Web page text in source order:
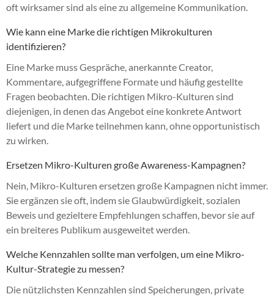
oft wirksamer sind als eine zu allgemeine Kommunikation.
Wie kann eine Marke die richtigen Mikrokulturen
identifizieren?
Eine Marke muss Gespräche, anerkannte Creator,
Kommentare, aufgegriffene Formate und häufig gestellte
Fragen beobachten. Die richtigen Mikro-Kulturen sind
diejenigen, in denen das Angebot eine konkrete Antwort
liefert und die Marke teilnehmen kann, ohne opportunistisch
zu wirken.
Ersetzen Mikro-Kulturen große Awareness-Kampagnen?
Nein, Mikro-Kulturen ersetzen große Kampagnen nicht immer.
Sie ergänzen sie oft, indem sie Glaubwürdigkeit, sozialen
Beweis und gezieltere Empfehlungen schaffen, bevor sie auf
ein breiteres Publikum ausgeweitet werden.
Welche Kennzahlen sollte man verfolgen, um eine Mikro-
Kultur-Strategie zu messen?
Die nützlichsten Kennzahlen sind Speicherungen, private